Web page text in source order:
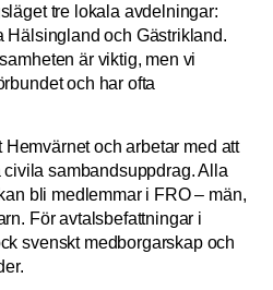
tre lokala avdelningar:
Hälsingland och Gästrikland.
är viktig, men vi
och har ofta
och arbetar med att
sambandsuppdrag. Alla
bli medlemmar i FRO – män,
För avtalsbefattningar i
svenskt medborgarskap och